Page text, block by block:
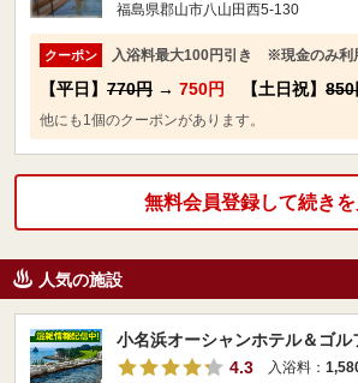
福島県郡山市八山田西5-130
クーポン 入浴料最大100円引き ※現金のみ利
【平日】 770円 → 750円 【土日祝】 850
他にも1個のクーポンがあります。
無料会員登録して続き
人気の施設
小名浜オーシャンホテル＆ゴル
4.3
入浴料：